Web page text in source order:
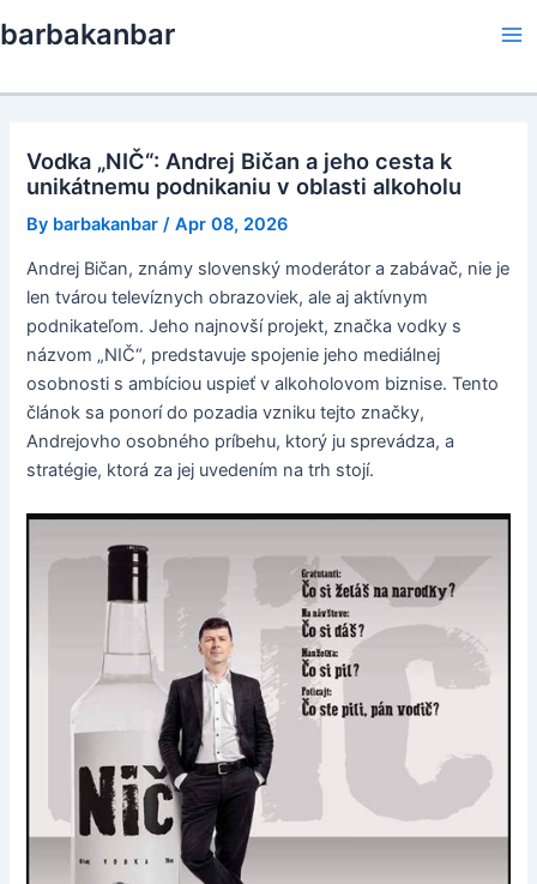
to
barbakanbar
Vodka „NIČ“: Andrej Bičan a jeho cesta k
unikátnemu podnikaniu v oblasti alkoholu
By barbakanbar /Apr 08, 2026
Andrej Bičan, známy slovenský moderátor a zabávač, nie je
len tvárou televíznych obrazoviek, ale aj aktívnym
podnikateľom. Jeho najnovší projekt, značka vodky s
názvom „NIČ“, predstavuje spojenie jeho mediálnej
osobnosti s ambíciou uspieť v alkoholovom biznise. Tento
článok sa ponorí do pozadia vzniku tejto značky,
Andrejovho osobného príbehu, ktorý ju sprevádza, a
stratégie, ktorá za jej uvedením na trh stojí.